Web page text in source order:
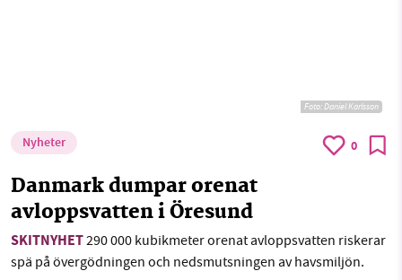
Foto:Daniel Karlsson
Nyheter 0
Danmark dumpar orenat
avloppsvatten i Öresund
SKITNYHET290 000 kubikmeter orenat avloppsvatten riskerar
spä på övergödningen och nedsmutsningen av havsmiljön.